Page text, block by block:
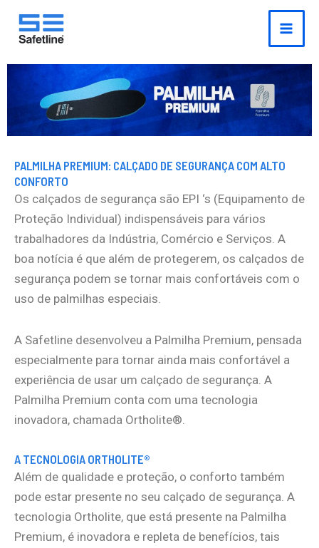
conteúdo
para
conteúdo
PALMILHA PREMIUM: CALÇADO DE SEGURANÇA COM ALTO
CONFORTO
Os calçados de segurança são EPI ‘s (Equipamento de
Proteção Individual) indispensáveis para vários
trabalhadores da Indústria, Comércio e Serviços. A
boa notícia é que além de protegerem, os calçados de
segurança podem se tornar mais confortáveis com o
uso de palmilhas especiais.
A Safetline desenvolveu a Palmilha Premium, pensada
especialmente para tornar ainda mais confortável a
experiência de usar um calçado de segurança. A
Palmilha Premium conta com uma tecnologia
inovadora, chamada Ortholite®.
A TECNOLOGIA ORTHOLITE®
Além de qualidade e proteção, o conforto também
pode estar presente no seu calçado de segurança. A
tecnologia Ortholite, que está presente na Palmilha
Premium, é inovadora e repleta de benefícios, tais